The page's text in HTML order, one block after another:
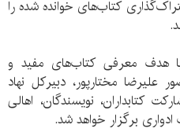
کتاب‌های خوانده شده را
هدف معرفی کتاب‌های مفید و
علیرضا مختارپور، دبیرکل نهاد
کتابداران، نویسندگان، اهالی
برگزار خواهد شد.